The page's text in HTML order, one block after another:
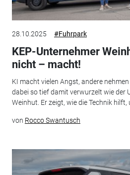
28.10.2025 #Fuhrpark
KEP-Unternehmer
nicht – macht!
KI macht vielen Angst, andere
dabei so tief damit verwurzelt wie der
Weinhut. Er zeigt, wie die Technik hilft,
von Rocco Swantusch